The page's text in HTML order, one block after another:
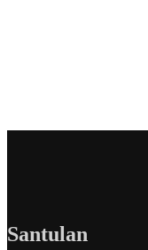
Santulan